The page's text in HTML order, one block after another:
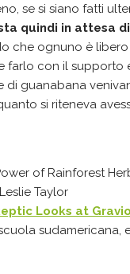
se si siano fatti
quindi in attesa
che ognuno è
farlo con il supporto
di guanabana
si riteneva
of Rainforest
Taylor
Looks at